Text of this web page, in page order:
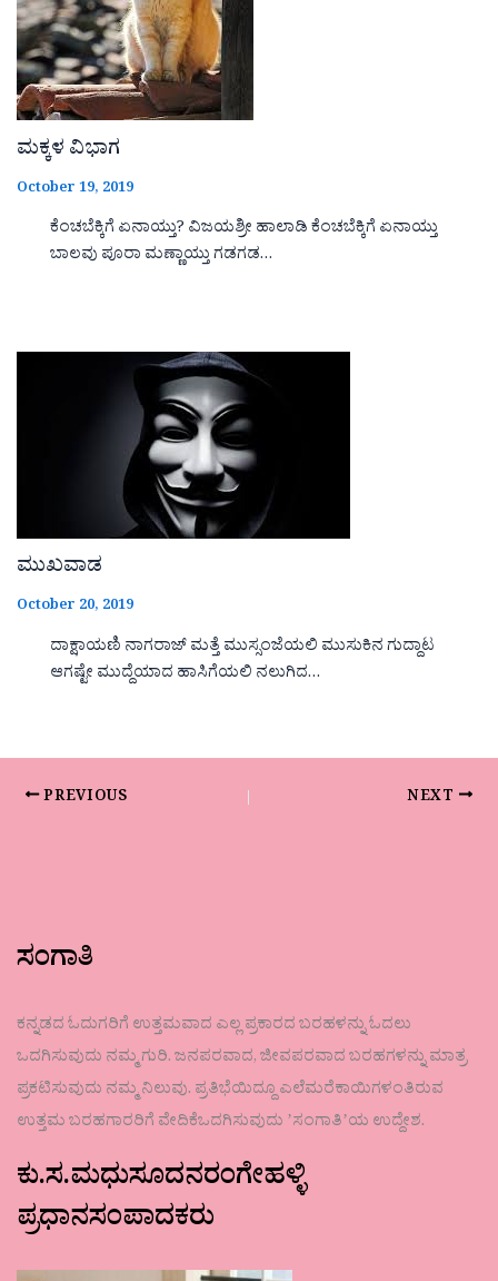
ಮಕ್ಕಳ ವಿಭಾಗ
October 19, 2019
ಕೆಂಚಬೆಕ್ಕಿಗೆ ಏನಾಯ್ತು? ವಿಜಯಶ್ರೀ ಹಾಲಾಡಿ ಕೆಂಚಬೆಕ್ಕಿಗೆ ಏನಾಯ್ತು
ಬಾಲವು ಪೂರಾ ಮಣ್ಣಾಯ್ತು ಗಡಗಡ…
ಮುಖವಾಡ
October 20, 2019
ದಾಕ್ಷಾಯಣಿ ನಾಗರಾಜ್ ಮತ್ತೆ ಮುಸ್ಸಂಜೆಯಲಿ ಮುಸುಕಿನ ಗುದ್ದಾಟ
ಆಗಷ್ಟೇ ಮುದ್ದೆಯಾದ ಹಾಸಿಗೆಯಲಿ ನಲುಗಿದ…
PREVIOUS NEXT
ಸಂಗಾತಿ
ಕನ್ನಡದ ಓದುಗರಿಗೆ ಉತ್ತಮವಾದ ಎಲ್ಲ ಪ್ರಕಾರದ ಬರಹಳನ್ನು ಓದಲು
ಒದಗಿಸುವುದು ನಮ್ಮ ಗುರಿ. ಜನಪರವಾದ, ಜೀವಪರವಾದ ಬರಹಗಳನ್ನು ಮಾತ್ರ
ಪ್ರಕಟಿಸುವುದು ನಮ್ಮ ನಿಲುವು. ಪ್ರತಿಭೆಯಿದ್ದೂ ಎಲೆಮರೆಕಾಯಿಗಳಂತಿರುವ
ಉತ್ತಮ ಬರಹಗಾರರಿಗೆ ವೇದಿಕೆಒದಗಿಸುವುದು ʼಸಂಗಾತಿʼಯ ಉದ್ದೇಶ.
ಕು.ಸ.ಮಧುಸೂದನರಂಗೇಹಳ್ಳಿ
ಪ್ರಧಾನಸಂಪಾದಕರು